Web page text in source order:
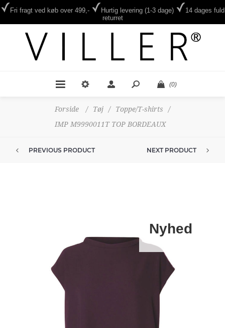
Fri fragt ved køb over 499,- Hurtig levering (1-3 dage)
14 dages fuld
returret
(0)
Forside / Tøj / Toppe/T-shirts
/
IMP M9990011T TOP BORDEAUX
PREVIOUS PRODUCT NEXT PRODUCT
Nyhed